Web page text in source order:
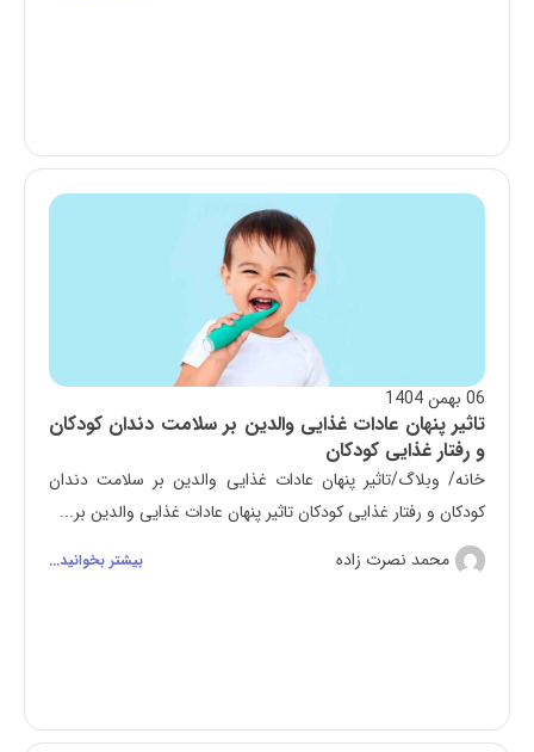
06 بهمن 1404
تاثیر پنهان عادات غذایی والدین بر سلامت دندان کودکان
و رفتار غذایی کودکان
خانه/ وبلاگ/تاثیر پنهان عادات غذایی والدین بر سلامت دندان
کودکان و رفتار غذایی کودکان تاثیر پنهان عادات غذایی والدین بر...
محمد نصرت زاده
بیشتر بخوانید...